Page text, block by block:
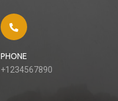
PHONE
+1234567890